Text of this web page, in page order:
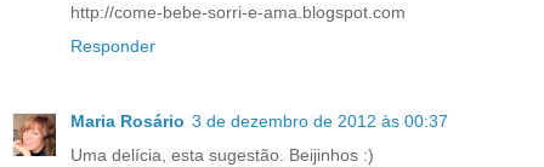
http://come-bebe-sorri-e-ama.blogspot.com
Responder
Maria Rosário 3 de dezembro de 2012 às 00:37
Uma delícia, esta sugestão. Beijinhos :)